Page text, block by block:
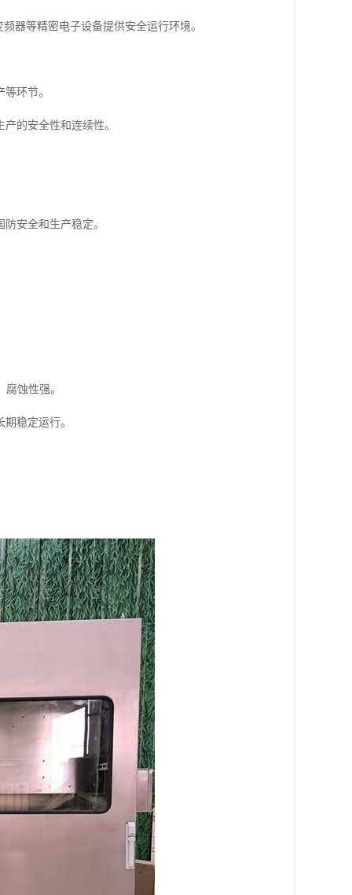
器等精密电子设备提供安全运行环境。
环节。
的安全性和连续性。
安全和生产稳定。
蚀性强。
稳定运行。